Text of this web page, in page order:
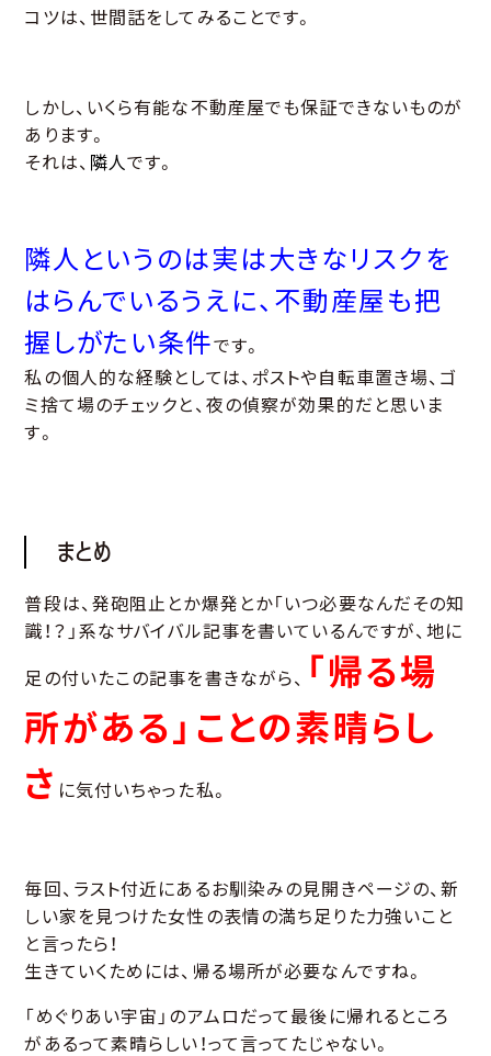
コツは、世間話をしてみることです。
しかし、いくら有能な不動産屋でも保証できないものが
あります。
それは、 隣人です。
隣人というのは実は大きなリスクを
はらんでいるうえに、不動産屋も把
握しがたい条件です。
私の個人的な経験としては、ポストや自転車置き場、ゴ
ミ捨て場のチェックと、夜の偵察が効果的だと思いま
す。
まとめ
普段は、発砲阻止とか爆発とか「いつ必要なんだその知
識！？」系なサバイバル記事を書いているんですが、地に
足の付いたこの記事を書きながら、 「帰る場
所がある」ことの素晴らし
さ に気付いちゃった私。
毎回、ラスト付近にあるお馴染みの見開きページの、新
しい家を見つけた女性の表情の満ち足りた力強いこと
と言ったら！
生きていくためには、帰る場所が必要なんですね。
「めぐりあい宇宙」のアムロだって最後に帰れるところ
があるって素晴らしい！って言ってたじゃない。